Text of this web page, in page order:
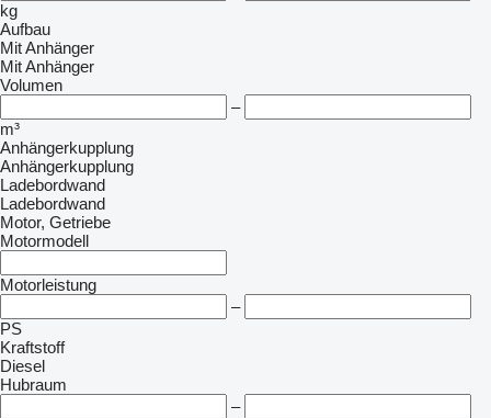
kg
Aufbau
Mit Anhänger
Mit Anhänger
Volumen
–
m³
Anhängerkupplung
Anhängerkupplung
Ladebordwand
Ladebordwand
Motor, Getriebe
Motormodell
Motorleistung
–
PS
Kraftstoff
Diesel
Hubraum
–